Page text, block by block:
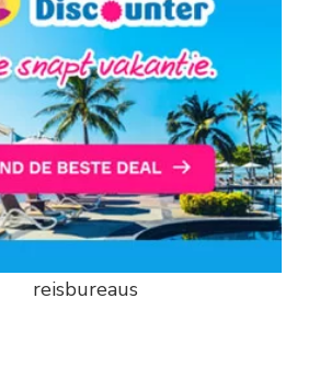
reisbureaus